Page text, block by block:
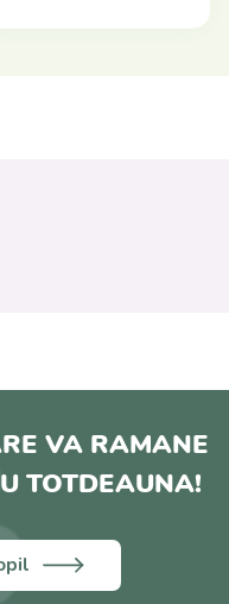
VA RAMANE
TOTDEAUNA!